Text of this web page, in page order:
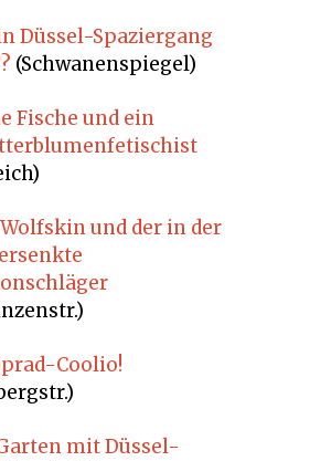
Düssel-Spaziergang
(Schwanenspiegel)
Fische und ein
Wolfskin und der in der
Coolio!
mit Düssel-